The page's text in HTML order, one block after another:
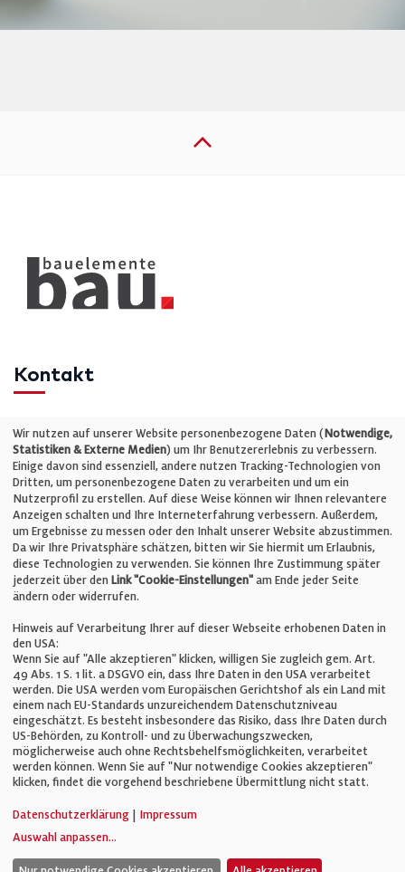
Kontakt
Telefon: +49 (0)711 2585563-0
E-Mail:info@bauelemente-bau.eu
Unternehmen
Impressum
Cookie-Einstellungen
AGB
© Verlag für Fachpublizistik GmbH
Wir nutzen auf unserer Website personenbezogene Daten (Notwendige,
Statistiken & Externe Medien) um Ihr Benutzererlebnis zu verbessern.
Einige davon sind essenziell, andere nutzen Tracking-Technologien von
Dritten, um personenbezogene Daten zu verarbeiten und um ein
Nutzerprofil zu erstellen. Auf diese Weise können wir Ihnen relevantere
Anzeigen schalten und Ihre Interneterfahrung verbessern. Außerdem,
um Ergebnisse zu messen oder den Inhalt unserer Website abzustimmen.
Da wir Ihre Privatsphäre schätzen, bitten wir Sie hiermit um Erlaubnis,
diese Technologien zu verwenden. Sie können Ihre Zustimmung später
jederzeit über den Link "Cookie-Einstellungen" am Ende jeder Seite
ändern oder widerrufen.
Hinweis auf Verarbeitung Ihrer auf dieser Webseite erhobenen Daten in
den USA:
Wenn Sie auf "Alle akzeptieren" klicken, willigen Sie zugleich gem. Art.
49 Abs. 1 S. 1 lit. a DSGVO ein, dass Ihre Daten in den USA verarbeitet
werden. Die USA werden vom Europäischen Gerichtshof als ein Land mit
einem nach EU-Standards unzureichendem Datenschutzniveau
eingeschätzt. Es besteht insbesondere das Risiko, dass Ihre Daten durch
US-Behörden, zu Kontroll- und zu Überwachungszwecken,
möglicherweise auch ohne Rechtsbehelfsmöglichkeiten, verarbeitet
werden können. Wenn Sie auf "Nur notwendige Cookies akzeptieren"
klicken, findet die vorgehend beschriebene Übermittlung nicht statt.
Datenschutzerklärung
Impressum
Auswahl anpassen...